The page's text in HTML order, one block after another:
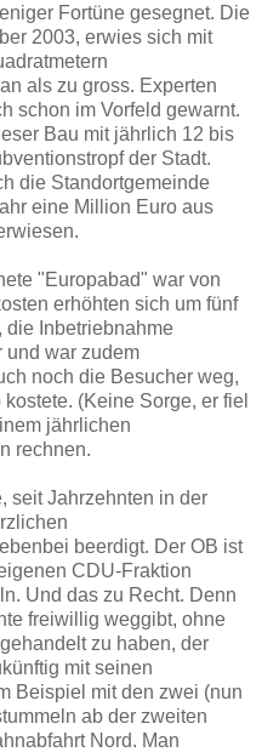
Fortüne gesegnet. Die
2003, erwies sich mit
als zu gross. Experten
schon im Vorfeld gewarnt.
Bau mit jährlich 12 bis
der Stadt.
die Standortgemeinde
eine Million Euro aus
"Europabad" war von
erhöhten sich um fünf
die Inbetriebnahme
und war zudem
noch die Besucher weg,
(Keine Sorge, er fiel
jährlichen
rechnen.
seit Jahrzehnten in der
beerdigt. Der OB ist
CDU-Fraktion
Und das zu Recht. Denn
freiwillig weggibt, ohne
zu haben, der
mit seinen
Beispiel mit den zwei (nun
ab der zweiten
Nord. Man